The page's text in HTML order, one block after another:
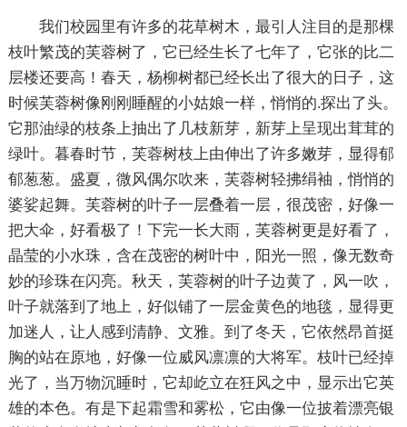
我们校园里有许多的花草树木，最引人注目的是那棵
枝叶繁茂的芙蓉树了，它已经生长了七年了，它张的比二
层楼还要高！春天，杨柳树都已经长出了很大的日子，这
时候芙蓉树像刚刚睡醒的小姑娘一样，悄悄的.探出了头。
它那油绿的枝条上抽出了几枝新芽，新芽上呈现出茸茸的
绿叶。暮春时节，芙蓉树枝上由伸出了许多嫩芽，显得郁
郁葱葱。盛夏，微风偶尔吹来，芙蓉树轻拂绢袖，悄悄的
婆娑起舞。芙蓉树的叶子一层叠着一层，很茂密，好像一
把大伞，好看极了！下完一长大雨，芙蓉树更是好看了，
晶莹的小水珠，含在茂密的树叶中，阳光一照，像无数奇
妙的珍珠在闪亮。秋天，芙蓉树的叶子边黄了，风一吹，
叶子就落到了地上，好似铺了一层金黄色的地毯，显得更
加迷人，让人感到清静、文雅。到了冬天，它依然昂首挺
胸的站在原地，好像一位威风凛凛的大将军。枝叶已经掉
光了，当万物沉睡时，它却屹立在狂风之中，显示出它英
雄的本色。有是下起霜雪和雾松，它由像一位披着漂亮银